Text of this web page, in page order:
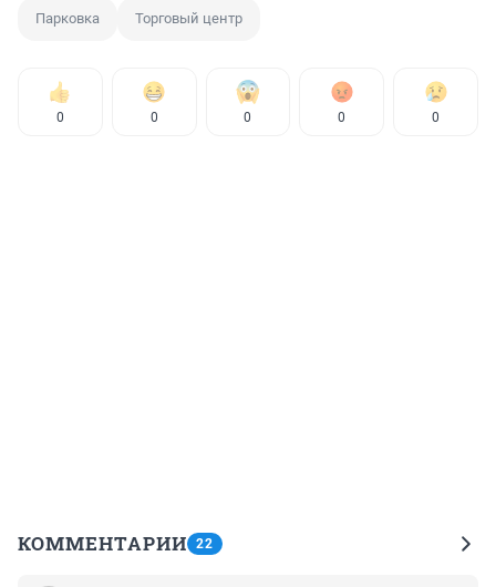
Парковка Торговый центр
0 0 0 0 0
КОММЕНТАРИИ 22